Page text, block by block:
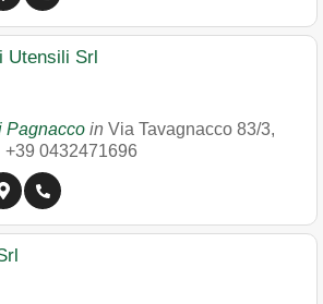
Utensili Srl
Pagnacco in Via Tavagnacco 83/3,
+39 0432471696